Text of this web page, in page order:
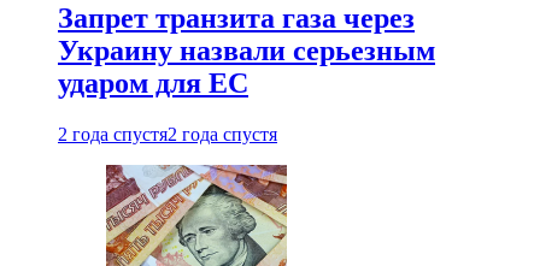
Запрет транзита газа через
Украину назвали серьезным
ударом для ЕС
2 года спустя2 года спустя